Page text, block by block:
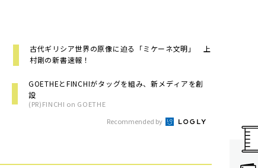
古代ギリシア世界の原像に迫る「ミケーネ文明」 上
村剛の新書速報！
GOETHEとFINCHIがタッグを組み、新メディアを創
設
(PR)FINCHI on GOETHE
Recommended by